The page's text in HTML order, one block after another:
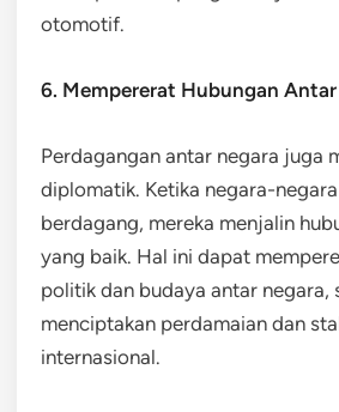
otomotif.
6. Mempererat Hubungan Antar
Perdagangan antar negara juga
diplomatik. Ketika negara-
berdagang, mereka menjalin
yang baik. Hal ini dapat
politik dan budaya antar negara,
menciptakan perdamaian dan
internasional.